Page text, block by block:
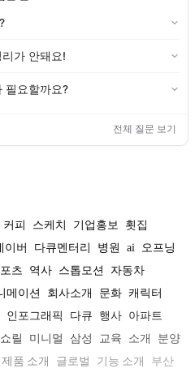
가 안돼요!
필요할까요?
전체 질문 보기
커피 스케치 기업홍보
횟집
이버 다큐멘터리 병원 ai
오프닝
츠 역사 스톱모션
자동차
메이션 회사소개 문화 캐릭터
인포그래픽 다큐 행사 아파트
쇼릴 미니멀 삼성 교육 소개
분양
제품 소개 글로벌 기능 소개
부산